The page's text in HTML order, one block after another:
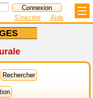
S'inscrire Aide